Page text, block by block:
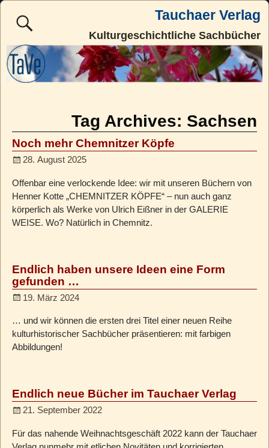
Tauchaer Verlag
Kulturgeschichtliche Sachbücher
Tag Archives: Sachsen
Noch mehr Chemnitzer Köpfe
28. August 2025
Offenbar eine verlockende Idee: wir mit unseren Büchern von
Henner Kotte „CHEMNITZER KÖPFE“ – nun auch ganz
körperlich als Werke von Ulrich Eißner in der GALERIE
WEISE. Wo? Natürlich in Chemnitz.
Endlich haben unsere Ideen eine Form
gefunden …
19. März 2024
… und wir können die ersten drei Titel einer neuen Reihe
kulturhistorischer Sachbücher präsentieren: mit farbigen
Abbildungen!
Endlich neue Bücher im Tauchaer Verlag
21. September 2022
Für das nahende Weihnachtsgeschäft 2022 kann der Tauchaer